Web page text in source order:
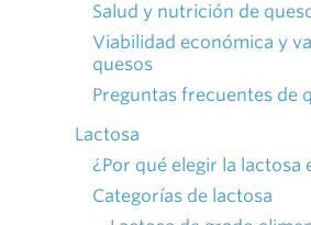
Salud y nutrición de
Viabilidad económica y
quesos
Preguntas frecuentes de
Lactosa
¿Por qué elegir la lactosa
Categorías de lactosa